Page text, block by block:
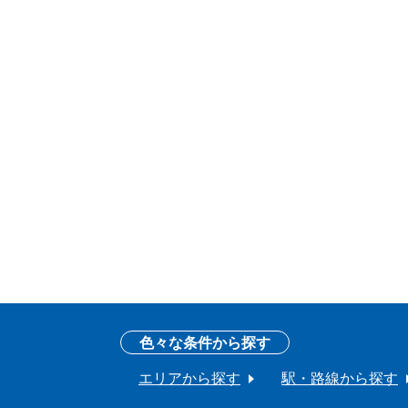
色々な条件から探す
エリアから探す 駅・路線から探す